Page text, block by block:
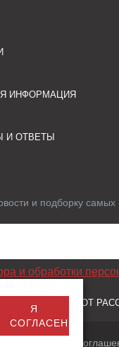
ИНФОРМАЦИЯ
И ОТВЕТЫ
и подборку самых
и обработки
И ОТПИСКА ОТ
Я
СОГЛАСЕН